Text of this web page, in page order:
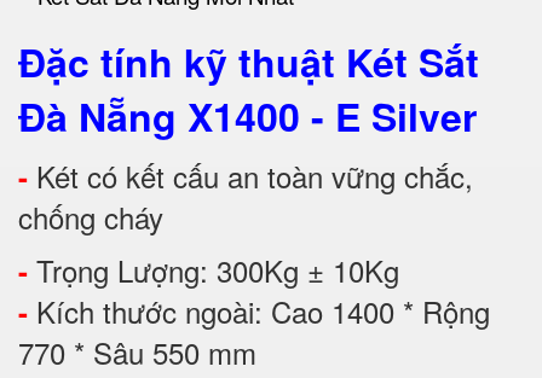
Đặc tính kỹ thuật Két Sắt
Đà Nẵng X1400 - E Silver
- Két có kết cấu an toàn vững chắc,
chống cháy
- Trọng Lượng: 300Kg ± 10Kg
- Kích thước ngoài: Cao 1400 * Rộng
770 * Sâu 550 mm